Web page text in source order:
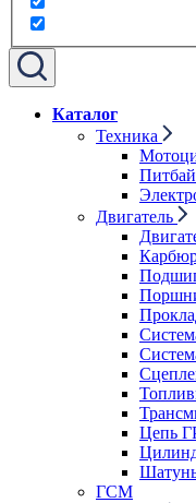
Каталог
Техника
Двигатель
Цепь
ГСМ